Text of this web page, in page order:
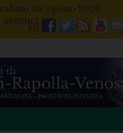
sabato 08 agosto 2026
Facebook
Twitter
Feeds